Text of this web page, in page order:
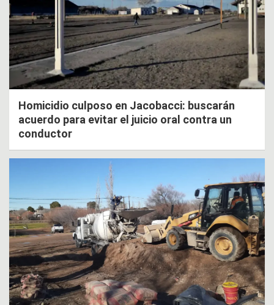
Homicidio culposo en Jacobacci: buscarán
acuerdo para evitar el juicio oral contra un
conductor